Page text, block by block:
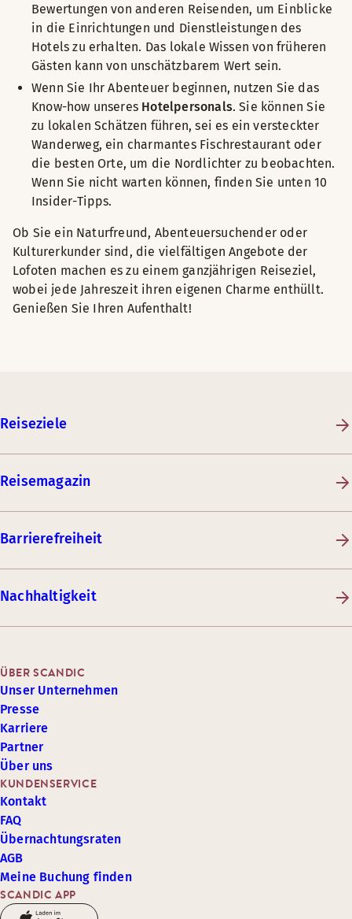
Bewertungen von anderen Reisenden, um Einblicke
in die Einrichtungen und Dienstleistungen des
Hotels zu erhalten. Das lokale Wissen von früheren
Gästen kann von unschätzbarem Wert sein.
Wenn Sie Ihr Abenteuer beginnen, nutzen Sie das
Know-how unseres Hotelpersonals. Sie können Sie
zu lokalen Schätzen führen, sei es ein versteckter
Wanderweg, ein charmantes Fischrestaurant oder
die besten Orte, um die Nordlichter zu beobachten.
Wenn Sie nicht warten können, finden Sie unten 10
Insider-Tipps.
Ob Sie ein Naturfreund, Abenteuersuchender oder
Kulturerkunder sind, die vielfältigen Angebote der
Lofoten machen es zu einem ganzjährigen Reiseziel,
wobei jede Jahreszeit ihren eigenen Charme enthüllt.
Genießen Sie Ihren Aufenthalt!
Reiseziele
Reisemagazin
Barrierefreiheit
Nachhaltigkeit
SCANDIC APP
KUNDENSERVICE
Kontakt
FAQ
Übernachtungsraten
AGB
Meine Buchung finden
ÜBER SCANDIC
Unser Unternehmen
Presse
Karriere
Partner
Über uns